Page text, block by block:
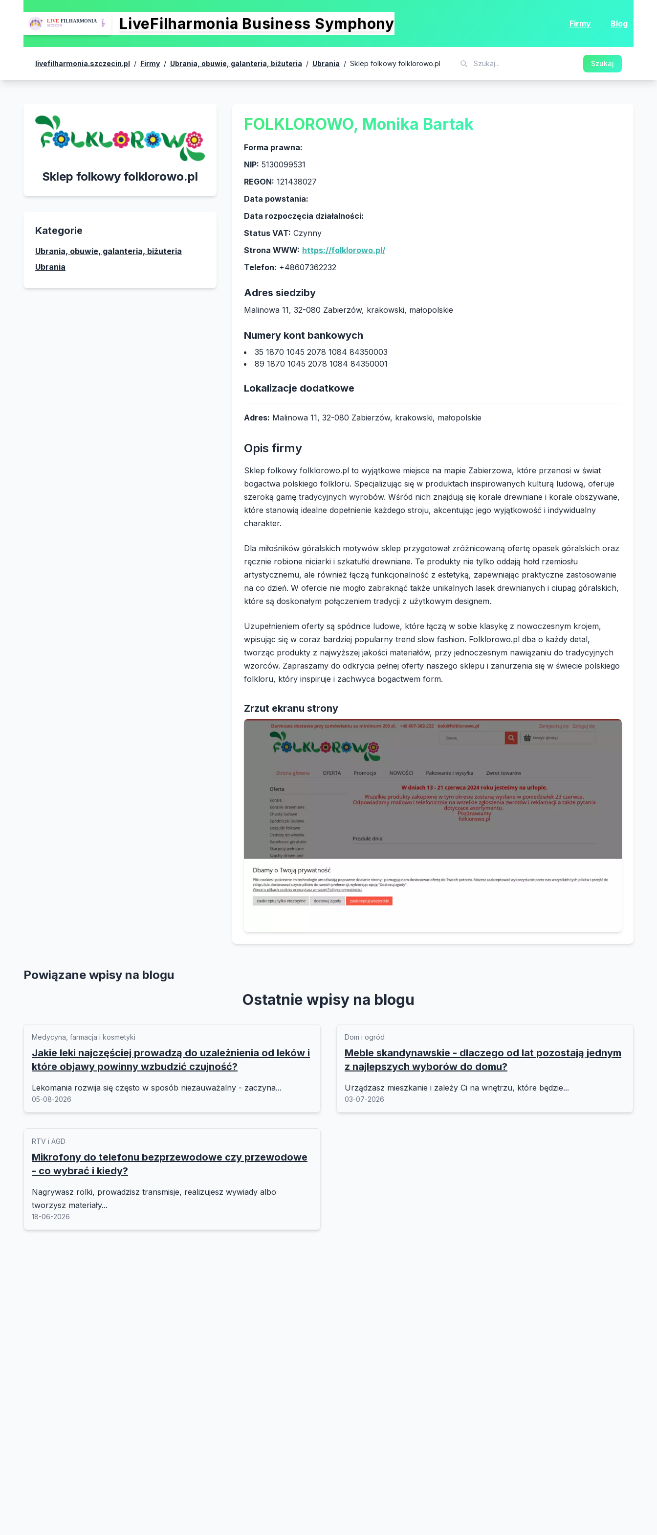
LiveFilharmonia Business Symphony Firmy Blog
livefilharmonia.szczecin.pl / Firmy / Ubrania, obuwie, galanteria, biżuteria / Ubrania / Sklep folkowy folklorowo.pl Szukaj
Sklep folkowy folklorowo.pl
Kategorie
Ubrania, obuwie, galanteria, biżuteria
Ubrania
FOLKLOROWO, Monika Bartak
Forma prawna:
NIP: 5130099531
REGON: 121438027
Data powstania:
Data rozpoczęcia działalności:
Status VAT: Czynny
Strona WWW: https://folklorowo.pl/
Telefon: +48607362232
Adres siedziby
Malinowa 11, 32-080 Zabierzów, krakowski, małopolskie
Numery kont bankowych
35 1870 1045 2078 1084 84350003
89 1870 1045 2078 1084 84350001
Lokalizacje dodatkowe
Adres: Malinowa 11, 32-080 Zabierzów, krakowski, małopolskie
Opis firmy
Sklep folkowy folklorowo.pl to wyjątkowe miejsce na mapie Zabierzowa, które przenosi w świat
bogactwa polskiego folkloru. Specjalizując się w produktach inspirowanych kulturą ludową, oferuje
szeroką gamę tradycyjnych wyrobów. Wśród nich znajdują się korale drewniane i korale obszywane,
które stanowią idealne dopełnienie każdego stroju, akcentując jego wyjątkowość i indywidualny
charakter.
Dla miłośników góralskich motywów sklep przygotował zróżnicowaną ofertę opasek góralskich oraz
ręcznie robione niciarki i szkatułki drewniane. Te produkty nie tylko oddają hołd rzemiosłu
artystycznemu, ale również łączą funkcjonalność z estetyką, zapewniając praktyczne zastosowanie
na co dzień. W ofercie nie mogło zabraknąć także unikalnych lasek drewnianych i ciupag góralskich,
które są doskonałym połączeniem tradycji z użytkowym designem.
Uzupełnieniem oferty są spódnice ludowe, które łączą w sobie klasykę z nowoczesnym krojem,
wpisując się w coraz bardziej popularny trend slow fashion. Folklorowo.pl dba o każdy detal,
tworząc produkty z najwyższej jakości materiałów, przy jednoczesnym nawiązaniu do tradycyjnych
wzorców. Zapraszamy do odkrycia pełnej oferty naszego sklepu i zanurzenia się w świecie polskiego
folkloru, który inspiruje i zachwyca bogactwem form.
Zrzut ekranu strony
Powiązane wpisy na blogu
Ostatnie wpisy na blogu
Medycyna, farmacja i kosmetyki
Jakie leki najczęściej prowadzą do uzależnienia od leków i
które objawy powinny wzbudzić czujność?
Lekomania rozwija się często w sposób niezauważalny - zaczyna...
05-08-2026
Dom i ogród
Meble skandynawskie - dlaczego od lat pozostają jednym
z najlepszych wyborów do domu?
Urządzasz mieszkanie i zależy Ci na wnętrzu, które będzie...
03-07-2026
RTV i AGD
Mikrofony do telefonu bezprzewodowe czy przewodowe
- co wybrać i kiedy?
Nagrywasz rolki, prowadzisz transmisje, realizujesz wywiady albo
tworzysz materiały...
18-06-2026